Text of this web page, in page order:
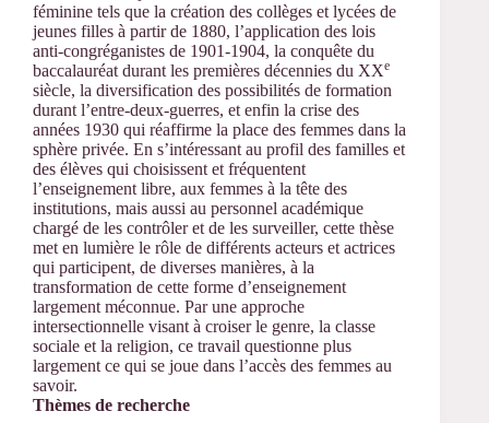
féminine tels que la création des collèges et lycées de
jeunes filles à partir de 1880, l’application des lois
anti-congréganistes de 1901-1904, la conquête du
baccalauréat durant les premières décennies du XXe
siècle, la diversification des possibilités de formation
durant l’entre-deux-guerres, et enfin la crise des
années 1930 qui réaffirme la place des femmes dans la
sphère privée. En s’intéressant au profil des familles et
des élèves qui choisissent et fréquentent
l’enseignement libre, aux femmes à la tête des
institutions, mais aussi au personnel académique
chargé de les contrôler et de les surveiller, cette thèse
met en lumière le rôle de différents acteurs et actrices
qui participent, de diverses manières, à la
transformation de cette forme d’enseignement
largement méconnue. Par une approche
intersectionnelle visant à croiser le genre, la classe
sociale et la religion, ce travail questionne plus
largement ce qui se joue dans l’accès des femmes au
savoir.
Thèmes de recherche